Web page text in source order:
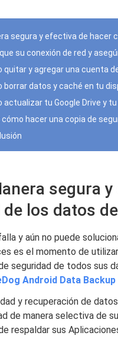
segura y efectiva de hacer
su conexión de red y
quitar y agregar una cuenta
borrar datos y caché en tu
actualizar tu Google Drive y
cómo hacer una copia de
segura
los datos
y aún no puede
es el momento de
seguridad de todos sus
Android Data
y recuperación de
de manera selectiva de
respaldar sus